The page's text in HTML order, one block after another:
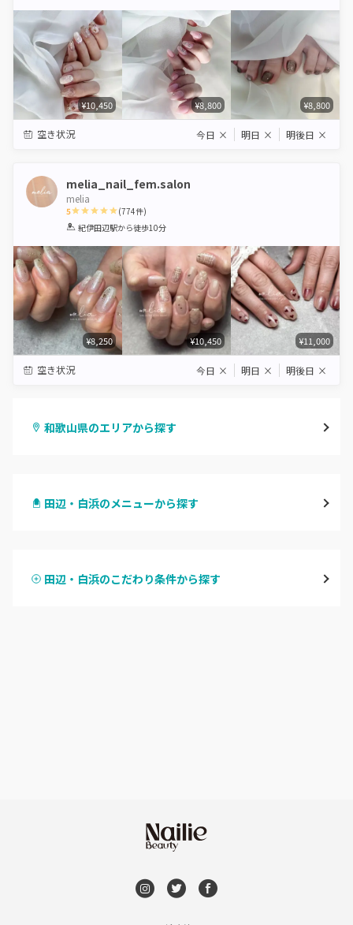
¥10,450 ¥8,800 ¥8,800
空き状況 今日 × 明日 × 明後日 ×
melia_nail_fem.salon
melia
5
1 2 3 4 5
(774件)
紀伊田辺駅から徒歩10分
¥8,250 ¥10,450 ¥11,000
空き状況 今日 × 明日 × 明後日 ×
和歌山県のエリアから探す
田辺・白浜のメニューから探す
ハンドスカルプ
田辺・白浜のこだわり条件から探す